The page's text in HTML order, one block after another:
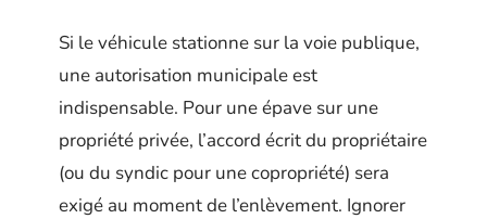
Si le véhicule stationne sur la voie publique,
une autorisation municipale est
indispensable. Pour une épave sur une
propriété privée, l’accord écrit du propriétaire
(ou du syndic pour une copropriété) sera
exigé au moment de l’enlèvement. Ignorer